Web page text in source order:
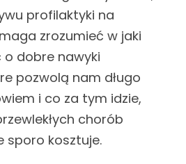
profilaktyki na
zrozumieć w jaki
dobre nawyki
pozwolą nam długo
i co za tym idzie,
chorób
sporo kosztuje.